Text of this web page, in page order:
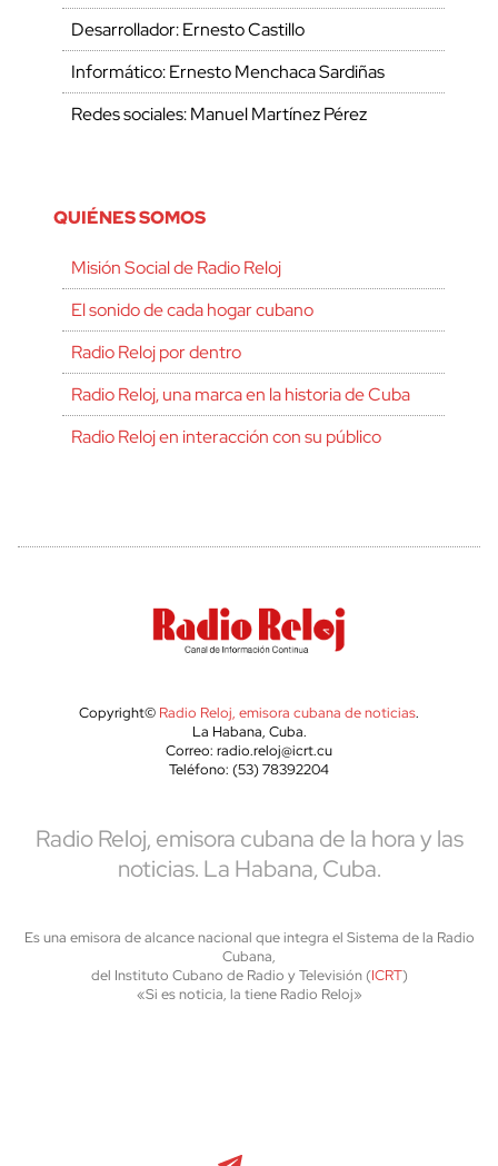
Desarrollador: Ernesto Castillo
Informático: Ernesto Menchaca Sardiñas
Redes sociales: Manuel Martínez Pérez
QUIÉNES SOMOS
Misión Social de Radio Reloj
El sonido de cada hogar cubano
Radio Reloj por dentro
Radio Reloj, una marca en la historia de Cuba
Radio Reloj en interacción con su público
Copyright© Radio Reloj, emisora cubana de noticias.
La Habana, Cuba.
Correo: radio.reloj@icrt.cu
Teléfono: (53) 78392204
Radio Reloj, emisora cubana de la hora y las
noticias. La Habana, Cuba.
Es una emisora de alcance nacional que integra el Sistema de la Radio
Cubana,
del Instituto Cubano de Radio y Televisión (ICRT)
«Si es noticia, la tiene Radio Reloj»